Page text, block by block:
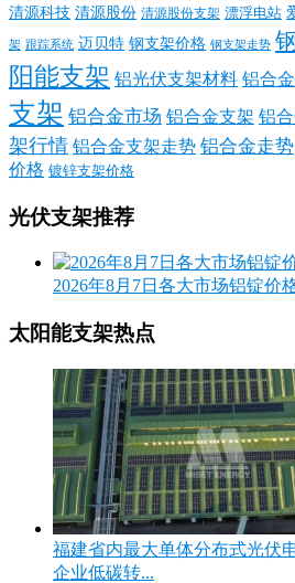
清源科技 清源股份 清源股份支架 漂浮电站
架 跟踪系统 迈贝特 钢支架价格 钢支架走势
阳能支架 铝光伏支架材料 铝合
支架 铝合金市场 铝合金支架 铝
架行情 铝合金支架走势 铝合金走势
价格 镀锌支架价格
光伏支架推荐
2026年8月7日各大市场铝锭价
太阳能支架热点
福建省内最大单体分布式光伏
企业低碳转...